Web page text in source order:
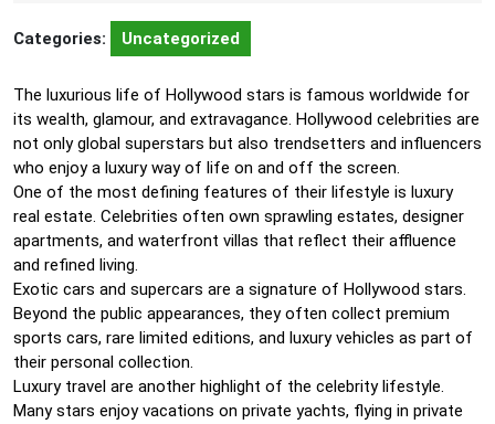
Categories: Uncategorized
The luxurious life of Hollywood stars is famous worldwide for
its wealth, glamour, and extravagance. Hollywood celebrities are
not only global superstars but also trendsetters and influencers
who enjoy a luxury way of life on and off the screen.
One of the most defining features of their lifestyle is luxury
real estate. Celebrities often own sprawling estates, designer
apartments, and waterfront villas that reflect their affluence
and refined living.
Exotic cars and supercars are a signature of Hollywood stars.
Beyond the public appearances, they often collect premium
sports cars, rare limited editions, and luxury vehicles as part of
their personal collection.
Luxury travel are another highlight of the celebrity lifestyle.
Many stars enjoy vacations on private yachts, flying in private